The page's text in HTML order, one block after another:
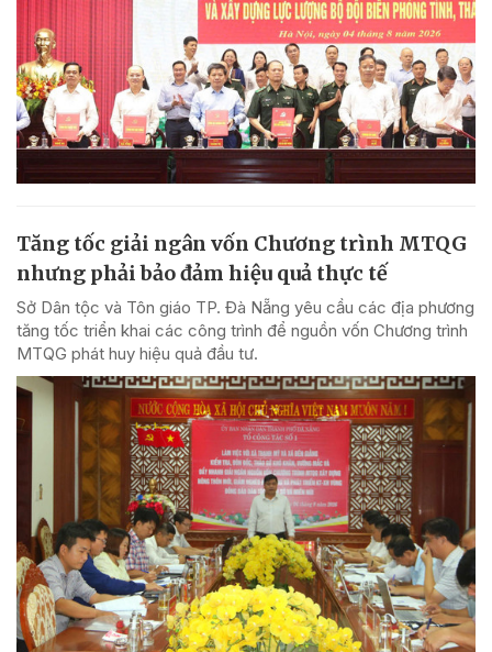
Tăng tốc giải ngân vốn Chương trình MTQG
nhưng phải bảo đảm hiệu quả thực tế
Sở Dân tộc và Tôn giáo TP. Đà Nẵng yêu cầu các địa phương
tăng tốc triển khai các công trình để nguồn vốn Chương trình
MTQG phát huy hiệu quả đầu tư.